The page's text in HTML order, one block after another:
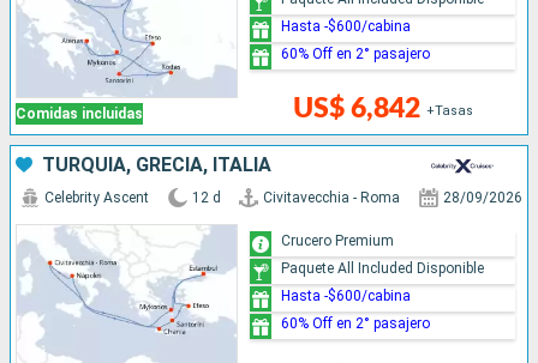
Comidas incluidas US$ 6,842 +Tasas
Hasta -$600/cabina
60% Off en 2° pasajero
TURQUÍA, GRECIA, ITALIA
Celebrity Ascent 12 d Civitavecchia - Roma 28/09/2026
Crucero Premium
Paquete All Included Disponible
Hasta -$600/cabina
60% Off en 2° pasajero